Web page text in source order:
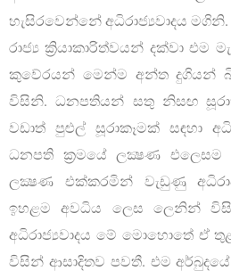
හැසිරවෙන්නේ අධිරාජ්‍යවාදය
රාජ්‍ය ක්‍රියාකාරිත්වයන් දක්වා එම
කුවේරයන් මෙන්ම අන්ත දුගියන්
විසිනි. ධනපතියන් සතු නිසඟ
වඩාත් පුළුල් සූරාකෑමක් සඳහා
ධනපති ක්‍රමයේ ලක්‍ෂණ
ලක්‍ෂණ එක්කරමින් වැඩුණු
ඉහළම අවධිය ලෙස ලෙනින්
අධිරාජ්‍යවාදය මේ මොහොතේ ඒ
විසින් ආසාදිතව පවතී. එම